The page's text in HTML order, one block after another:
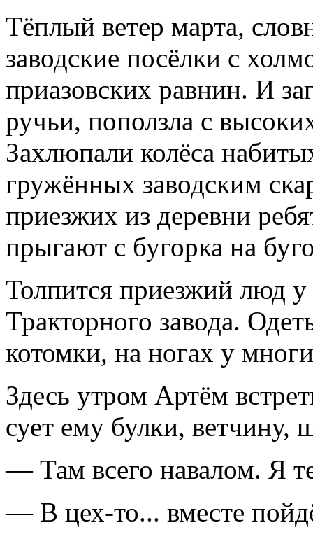
Тёплый ветер марта,
заводские посёлки с
приазовских равнин. И
ручьи, поползла с
Захлюпали колёса
гружённых заводским
приезжих из деревни
прыгают с бугорка на
Толпится приезжий люд у
Тракторного завода.
котомки, на ногах у
Здесь утром Артём
сует ему булки, ветчину,
— Там всего навалом. Я
— В цех-то... вместе